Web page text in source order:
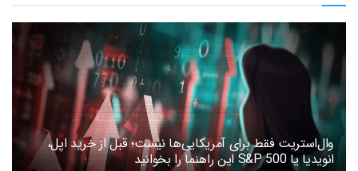
وال‌استریت فقط برای آمریکایی‌ها نیست؛ قبل از خرید اپل،
انویدیا یا S&P 500 این راهنما را بخوانید